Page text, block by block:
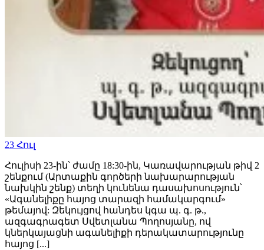
23 Հուլ
Հուլիսի 23-ին՝ ժամը 18:30-ին, Կառավարության թիվ 2
շենքում (Արտաքին գործերի նախարարության
նախկին շենք) տեղի կունենա դասախոսություն՝
«Ագանելիքը հայոց տարազի համակարգում»
թեմայով: Զեկույցով հանդես կգա պ. գ. թ.,
ազգագրագետ Սվետլանա Պողոսյանը, ով
կներկայացնի ագանելիքի դերակատարությունը
հայոց [...]